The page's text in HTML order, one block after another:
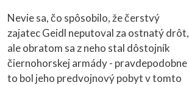
Nevie sa, čo spôsobilo, že čerstvý
zajatec Geidl neputoval za ostnatý drôt,
ale obratom sa z neho stal dôstojník
čiernohorskej armády - pravdepodobne
to bol jeho predvojnový pobyt v tomto